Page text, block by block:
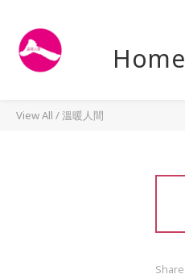
Home
View All /溫暖人間
Share